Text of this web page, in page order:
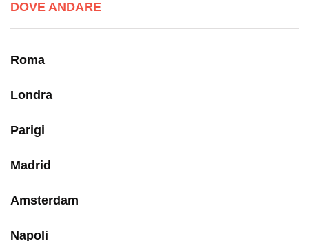
DOVE ANDARE
Roma
Londra
Parigi
Madrid
Amsterdam
Napoli